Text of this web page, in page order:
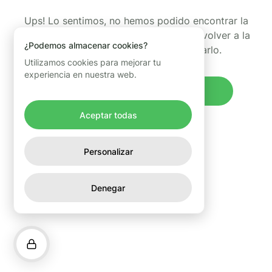
Ups! Lo sentimos, no hemos podido encontrar la
página que estabas buscando. Puedes volver a la
página de inicio y volver a intentarlo.
¿Podemos almacenar cookies?
Utilizamos cookies para mejorar tu
experiencia en nuestra web.
Aceptar todas
Personalizar
Denegar